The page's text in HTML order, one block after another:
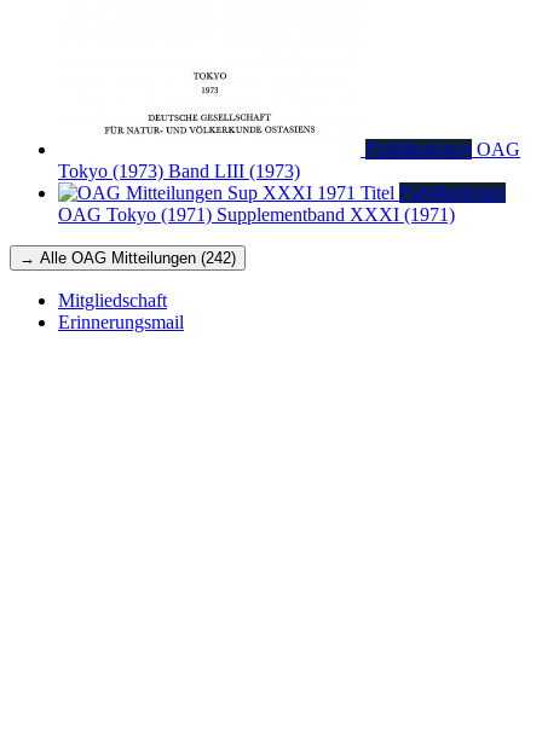
Publikationen OAG
Tokyo (1973) Band LIII (1973)
Publikationen
OAG Tokyo (1971) Supplementband XXXI (1971)
→ Alle OAG Mitteilungen (242)
Mitgliedschaft
Erinnerungsmail